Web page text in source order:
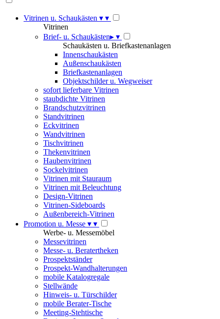
Vitrinen u. Schaukästen ▾ ▾
Vitrinen
Brief- u. Schaukästen▸ ▾
Schaukästen u. Briefkastenanlagen
Innenschaukästen
Außenschaukästen
Briefkastenanlagen
Objektschilder u. Wegweiser
sofort lieferbare Vitrinen
staubdichte Vitrinen
Brandschutzvitrinen
Standvitrinen
Eckvitrinen
Wandvitrinen
Tischvitrinen
Thekenvitrinen
Haubenvitrinen
Sockelvitrinen
Vitrinen mit Stauraum
Vitrinen mit Beleuchtung
Design-Vitrinen
Vitrinen-Sideboards
Außenbereich-Vitrinen
Promotion u. Messe ▾ ▾
Werbe- u. Messemöbel
Messevitrinen
Messe- u. Beratertheken
Prospektständer
Prospekt-Wandhalterungen
mobile Katalogregale
Stellwände
Hinweis- u. Türschilder
mobile Berater-Tische
Meeting-Stehtische